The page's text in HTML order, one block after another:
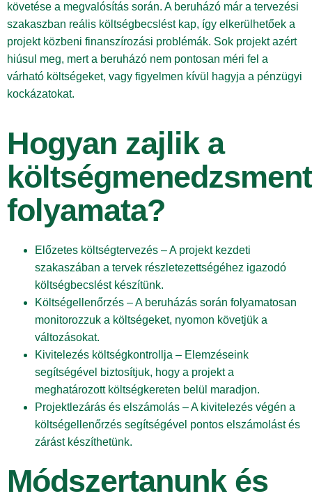
követése a megvalósítás során. A beruházó már a tervezési
szakaszban reális költségbecslést kap, így elkerülhetőek a
projekt közbeni finanszírozási problémák. Sok projekt azért
hiúsul meg, mert a beruházó nem pontosan méri fel a
várható költségeket, vagy figyelmen kívül hagyja a pénzügyi
kockázatokat.
Hogyan zajlik a
költségmenedzsment
folyamata?
Előzetes költségtervezés – A projekt kezdeti
szakaszában a tervek részletezettségéhez igazodó
költségbecslést készítünk.
Költségellenőrzés – A beruházás során folyamatosan
monitorozzuk a költségeket, nyomon követjük a
változásokat.
Kivitelezés költségkontrollja – Elemzéseink
segítségével biztosítjuk, hogy a projekt a
meghatározott költségkereten belül maradjon.
Projektlezárás és elszámolás – A kivitelezés végén a
költségellenőrzés segítségével pontos elszámolást és
zárást készíthetünk.
Módszertanunk és